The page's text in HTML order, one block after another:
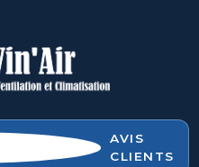
AVIS
CLIENTS